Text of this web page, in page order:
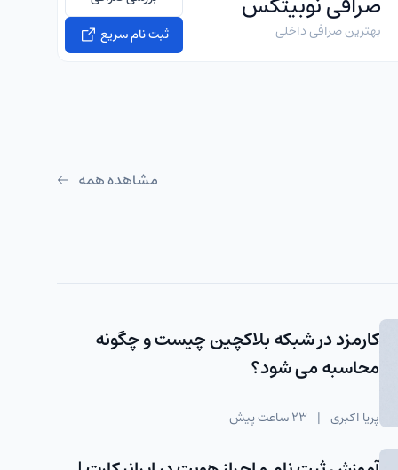
بهترین صرافی داخلی
ثبت نام سریع
مشاهده همه
کارمزد در شبکه بلاکچین چیست و چگونه
محاسبه می شود؟
پریا اکبری | 23 ساعت پیش